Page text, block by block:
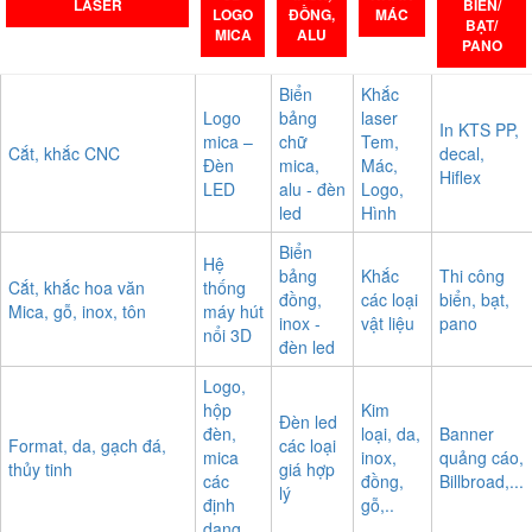
LASER
LOGO
MICA
ĐỒNG,
ALU
MÁC
BIỂN/
BẠT/
PANO
Cắt, khắc CNC
Logo
mica –
Đèn
LED
Biển
bảng
chữ
mica,
alu - đèn
led
Khắc
laser
Tem,
Mác,
Logo,
Hình
In KTS PP,
decal,
Hiflex
Cắt, khắc hoa văn
Mica, gỗ, inox, tôn
Hệ
thống
máy hút
nổi 3D
Biển
bảng
đồng,
inox -
đèn led
Khắc
các loại
vật liệu
Thi công
biển, bạt,
pano
Format, da, gạch đá,
thủy tinh
Logo,
hộp
đèn,
mica
các
định
Đèn led
các loại
giá hợp
lý
Kim
loại, da,
inox,
đồng,
gỗ,..
Banner
quảng cáo,
Billbroad,...